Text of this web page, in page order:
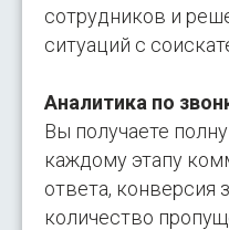
сотрудников и
ситуаций с
Аналитика по
Вы получаете
каждому этапу
ответа,
количество